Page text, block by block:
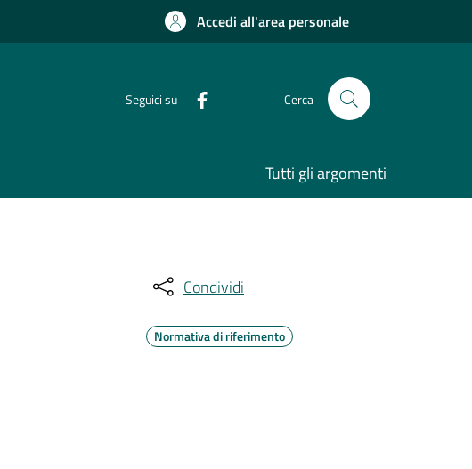
Accedi all'area personale
Seguici su Cerca
Tutti gli argomenti
Condividi
Normativa di riferimento